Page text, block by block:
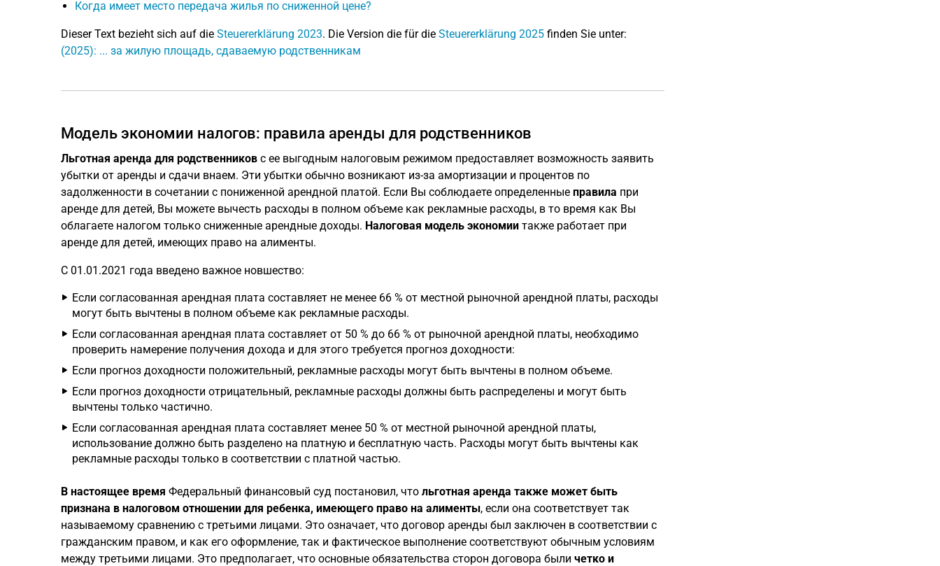
Когда имеет место передача жилья по сниженной цене?
Dieser Text bezieht sich auf die Steuererklärung 2023. Die Version die für die Steuererklärung 2025 finden Sie unter:
(2025): ... за жилую площадь, сдаваемую родственникам
Модель экономии налогов: правила аренды для родственников
Льготная аренда для родственников с ее выгодным налоговым режимом предоставляет возможность заявить
убытки от аренды и сдачи внаем. Эти убытки обычно возникают из-за амортизации и процентов по
задолженности в сочетании с пониженной арендной платой. Если Вы соблюдаете определенные правила при
аренде для детей, Вы можете вычесть расходы в полном объеме как рекламные расходы, в то время как Вы
облагаете налогом только сниженные арендные доходы. Налоговая модель экономии также работает при
аренде для детей, имеющих право на алименты.
С 01.01.2021 года введено важное новшество:
Если согласованная арендная плата составляет не менее 66 % от местной рыночной арендной платы, расходы
могут быть вычтены в полном объеме как рекламные расходы.
Если согласованная арендная плата составляет от 50 % до 66 % от рыночной арендной платы, необходимо
проверить намерение получения дохода и для этого требуется прогноз доходности:
Если прогноз доходности положительный, рекламные расходы могут быть вычтены в полном объеме.
Если прогноз доходности отрицательный, рекламные расходы должны быть распределены и могут быть
вычтены только частично.
Если согласованная арендная плата составляет менее 50 % от местной рыночной арендной платы,
использование должно быть разделено на платную и бесплатную часть. Расходы могут быть вычтены как
рекламные расходы только в соответствии с платной частью.
В настоящее время Федеральный финансовый суд постановил, что льготная аренда также может быть
признана в налоговом отношении для ребенка, имеющего право на алименты, если она соответствует так
называемому сравнению с третьими лицами. Это означает, что договор аренды был заключен в соответствии с
гражданским правом, и как его оформление, так и фактическое выполнение соответствуют обычным условиям
между третьими лицами. Это предполагает, что основные обязательства сторон договора были четко и